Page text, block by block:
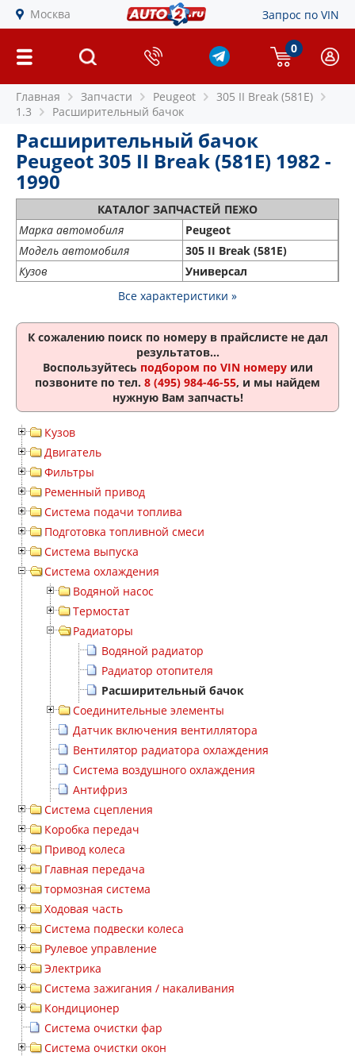
Москва Запрос по VIN
0
Главная Запчасти Peugeot
305 II Break (581E)
1.3
Расширительный бачок
Расширительный бачок
Peugeot 305 II Break (581E) 1982 -
1990
КАТАЛОГ ЗАПЧАСТЕЙ ПЕЖО
Марка автомобиля
Peugeot
Модель автомобиля
305 II Break (581E)
Кузов
Универсал
Все характеристики »
К сожалению поиск по номеру в прайслисте не дал
результатов...
Воспользуйтесь подбором по VIN номеруили
позвоните по тел. 8 (495) 984-46-55, и мы найдем
нужную Вам запчасть!
Кузов
Двигатель
Фильтры
Ременный привод
Система подачи топлива
Подготовка топливной смеси
Система выпуска
Система охлаждения
Водяной насос
Термостат
Радиаторы
Водяной радиатор
Радиатор отопителя
Расширительный бачок
Соединительные элементы
Датчик включения вентиллятора
Вентилятор радиатора охлаждения
Система воздушного охлаждения
Антифриз
Система сцепления
Коробка передач
Привод колеса
Главная передача
тормозная система
Ходовая часть
Система подвески колеса
Рулевое управление
Электрика
Система зажигания / накаливания
Кондиционер
Система очистки фар
Система очистки окон